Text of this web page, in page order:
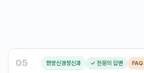
05 한방신경정신과 ✓ 전문의 답변 FAQ